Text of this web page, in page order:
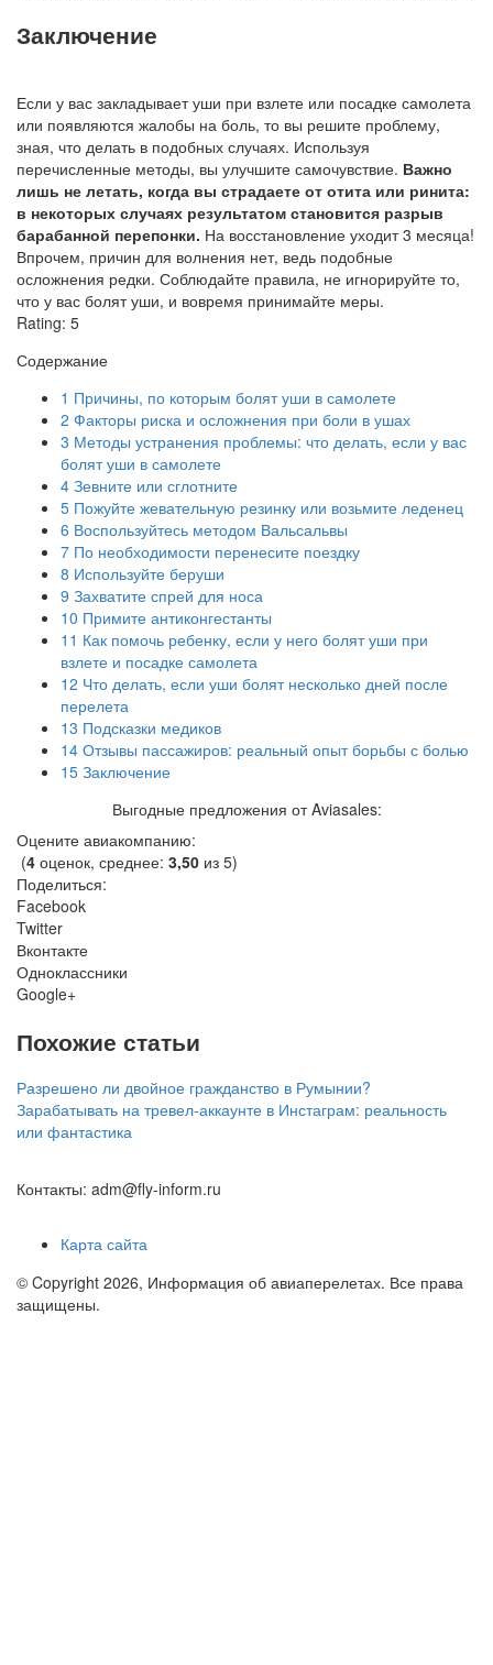
Заключение
Если у вас закладывает уши при взлете или посадке самолета
или появляются жалобы на боль, то вы решите проблему,
зная, что делать в подобных случаях. Используя
перечисленные методы, вы улучшите самочувствие. Важно
лишь не летать, когда вы страдаете от отита или ринита:
в некоторых случаях результатом становится разрыв
барабанной перепонки. На восстановление уходит 3 месяца!
Впрочем, причин для волнения нет, ведь подобные
осложнения редки. Соблюдайте правила, не игнорируйте то,
что у вас болят уши, и вовремя принимайте меры.
Rating: 5
Содержание
1 Причины, по которым болят уши в самолете
2 Факторы риска и осложнения при боли в ушах
3 Методы устранения проблемы: что делать, если у вас
болят уши в самолете
4 Зевните или сглотните
5 Пожуйте жевательную резинку или возьмите леденец
6 Воспользуйтесь методом Вальсальвы
7 По необходимости перенесите поездку
8 Используйте беруши
9 Захватите спрей для носа
10 Примите антиконгестанты
11 Как помочь ребенку, если у него болят уши при
взлете и посадке самолета
12 Что делать, если уши болят несколько дней после
перелета
13 Подсказки медиков
14 Отзывы пассажиров: реальный опыт борьбы с болью
15 Заключение
Выгодные предложения от Aviasales:
Оцените авиакомпанию:
(4 оценок, среднее: 3,50 из 5)
Поделиться:
Facebook
Twitter
Вконтакте
Одноклассники
Google+
Похожие статьи
Разрешено ли двойное гражданство в Румынии?
Зарабатывать на тревел-аккаунте в Инстаграм: реальность
или фантастика
Контакты: adm@fly-inform.ru
Карта сайта
© Copyright 2026, Информация об авиаперелетах. Все права
защищены.